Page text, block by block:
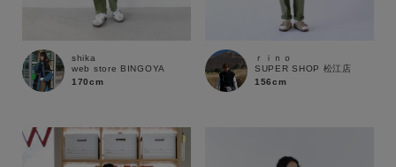
キーワード
shika
web store BINGOYA
170cm
ｒｉｎｏ
SUPER SHOP 松江店
156cm